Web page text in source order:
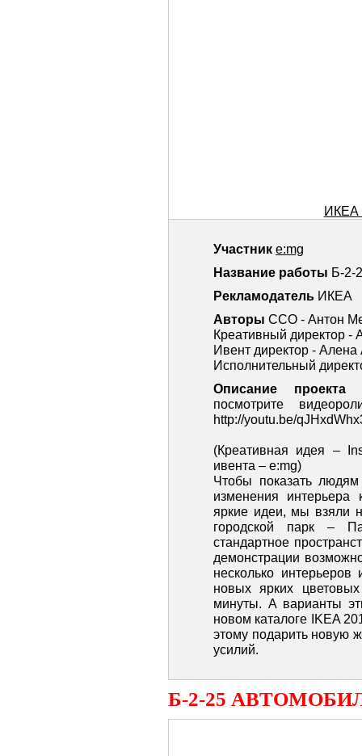
ИКЕА
Участник e:mg
Название работы Б-2-
Рекламодатель ИКЕА
Авторы CCO - Антон
Креативный директор -
Ивент директор -
Исполнительный
Описание проекта
посмотрите
http://youtu.be/
(Креативная идея –
ивента – e:mg)
Чтобы показать
изменения
яркие идеи, мы взяли
городской парк –
стандартное
демонстрации
несколько
новых ярких
минуты. А варианты
новом каталоге IKEA
этому подарить новую
усилий.
Б-2-25